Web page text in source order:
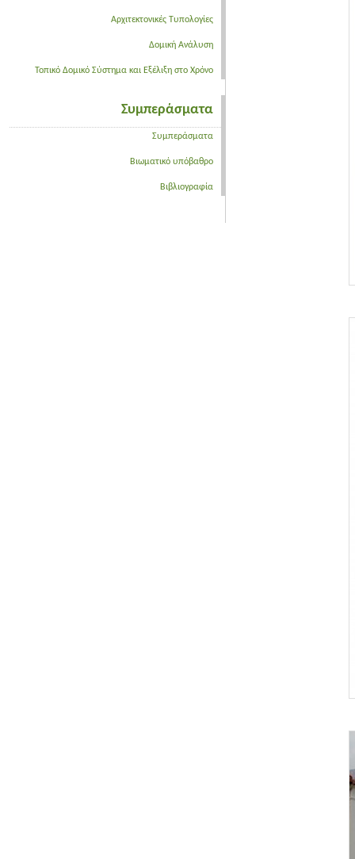
Αρχιτεκτονικές Τυπολογίες
Δομική Ανάλυση
Τοπικό Δομικό Σύστημα και Εξέλιξη στο Χρόνο
Συμπεράσματα
Συμπεράσματα
Βιωματικό υπόβαθρο
Βιβλιογραφία